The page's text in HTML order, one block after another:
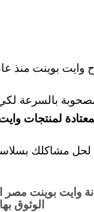
بالسرعة
لمنتجات
مشاكلك
وايت بوينت مصر
الوثوق بها